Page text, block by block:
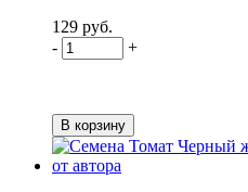
129 руб.
-
+